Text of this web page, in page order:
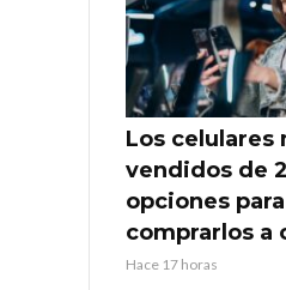
Los celulares
vendidos de
opciones para
comprarlos a
Hace 17 horas